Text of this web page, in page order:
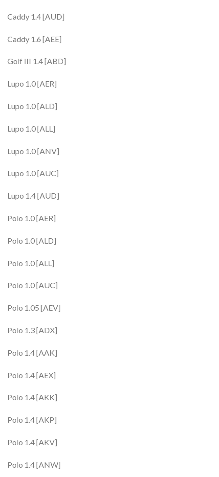
Caddy 1.4 [AUD]
Caddy 1.6 [AEE]
Golf III 1.4 [ABD]
Lupo 1.0 [AER]
Lupo 1.0 [ALD]
Lupo 1.0 [ALL]
Lupo 1.0 [ANV]
Lupo 1.0 [AUC]
Lupo 1.4 [AUD]
Polo 1.0 [AER]
Polo 1.0 [ALD]
Polo 1.0 [ALL]
Polo 1.0 [AUC]
Polo 1.05 [AEV]
Polo 1.3 [ADX]
Polo 1.4 [AAK]
Polo 1.4 [AEX]
Polo 1.4 [AKK]
Polo 1.4 [AKP]
Polo 1.4 [AKV]
Polo 1.4 [ANW]